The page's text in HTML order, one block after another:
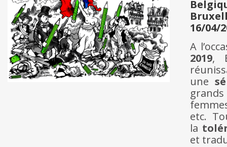
16/04/
A
2019,
une
etc.
la
et